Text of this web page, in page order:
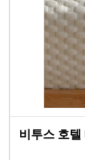
비투스 호